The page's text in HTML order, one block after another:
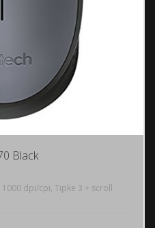
Black
1000 dpi/cpi, Tipke 3 + scroll